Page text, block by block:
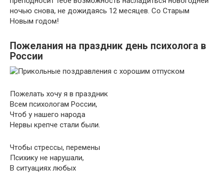
ночью снова, не дожидаясь 12 месяцев. Со Старым
Новым годом!
Пожелания на праздник день психолога в
России
Пожелать хочу я в праздник
Всем психологам России,
Чтоб у нашего народа
Нервы крепче стали были.
Чтобы стрессы, перемены
Психику не нарушали,
В ситуациях любых